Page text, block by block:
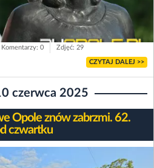
Komentarzy: 0 Zdjęć: 29
CZYTAJ DALEJ >>
czerwca 2025
Opole znów zabrzmi. 62.
czwartku